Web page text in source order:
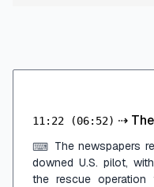
11:22 (06:52) ⇢
⌨ The newspapers
downed U.S. pilot,
the rescue operation